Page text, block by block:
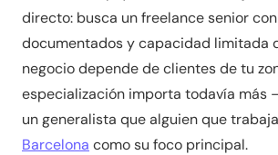
directo: busca un freelance senior
documentados y capacidad limitada
negocio depende de clientes de tu
especialización importa todavía más
un generalista que alguien que trabaja
Barcelona como su foco principal.